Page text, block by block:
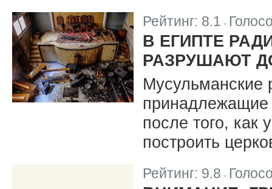
Рейтинг: 8.1 |
В ЕГИПТЕ
РАЗРУШАЮТ
Мусульманские
принадлежащие
после того, как
построить
Рейтинг: 9.8